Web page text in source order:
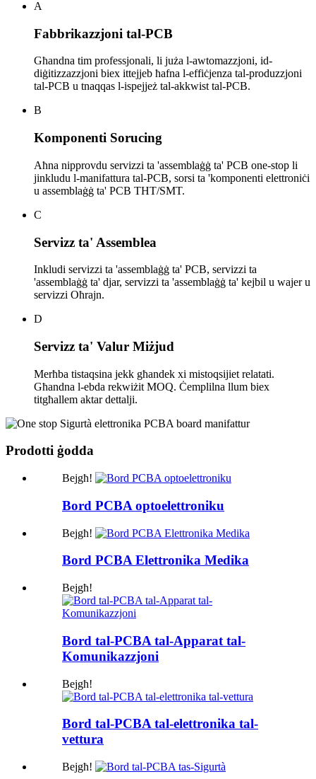
A
Fabbrikazzjoni tal-PCB
Għandna tim professjonali, li juża l-awtomazzjoni, id-
diġitizzazzjoni biex ittejjeb ħafna l-effiċjenza tal-produzzjoni
tal-PCB u tnaqqas l-ispejjeż tal-akkwist tal-PCB.
B
Komponenti Sorucing
Aħna nipprovdu servizzi ta 'assemblaġġ ta' PCB one-stop li
jinkludu l-manifattura tal-PCB, sorsi ta 'komponenti elettroniċi
u assemblaġġ ta' PCB THT/SMT.
C
Servizz ta' Assemblea
Inkludi servizzi ta 'assemblaġġ ta' PCB, servizzi ta
'assemblaġġ ta' djar, servizzi ta 'assemblaġġ ta' kejbil u wajer u
servizzi Oħrajn.
D
Servizz ta' Valur Miżjud
Merħba tistaqsina jekk għandek xi mistoqsijiet relatati.
Għandna l-ebda rekwiżit MOQ. Ċemplilna llum biex
titgħallem aktar dettalji.
Prodotti ġodda
Bejgħ!
Bord PCBA optoelettroniku
Bejgħ!
Bord PCBA Elettronika Medika
Bejgħ!
Bord tal-PCBA tal-Apparat tal-
Komunikazzjoni
Bejgħ!
Bord tal-PCBA tal-elettronika tal-
vettura
Bejgħ!